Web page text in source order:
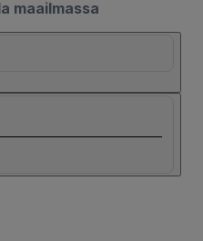
maailmassa